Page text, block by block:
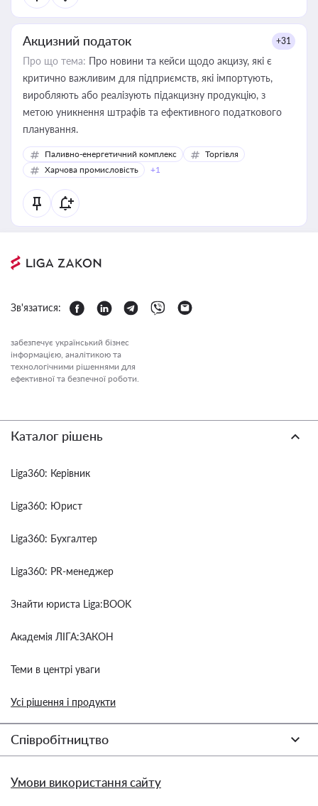
Акцизний податок +31
Про що тема: Про новини та кейси щодо акцизу, які є
критично важливим для підприємств, які імпортують,
виробляють або реалізують підакцизну продукцію, з
метою уникнення штрафів та ефективного податкового
планування.
Паливно-енергетичний комплекс
Торгівля
Харчова промисловість
+1
Зв'язатися:
забезпечує український бізнес
інформацією, аналітикою та
технологічними рішеннями для
ефективної та безпечної роботи.
Каталог рішень
Liga360: Керівник
Liga360: Юрист
Liga360: Бухгалтер
Liga360: PR-менеджер
Знайти юриста Liga:BOOK
Академія ЛІГА:ЗАКОН
Теми в центрі уваги
Усі рішення і продукти
Співробітництво
Умови використання сайту